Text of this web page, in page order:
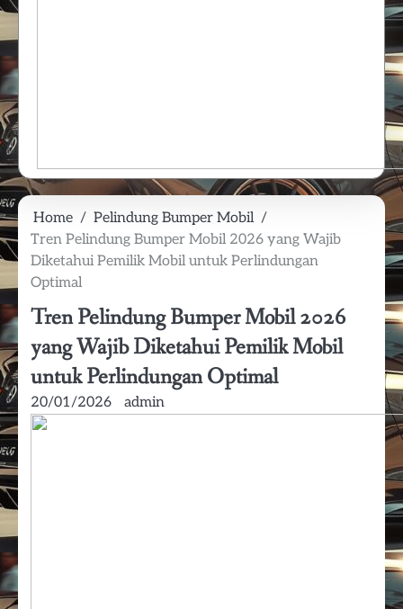
Home
Pelindung Bumper Mobil
Tren Pelindung Bumper Mobil 2026 yang Wajib
Diketahui Pemilik Mobil untuk Perlindungan
Optimal
Tren Pelindung Bumper Mobil 2026
yang Wajib Diketahui Pemilik Mobil
untuk Perlindungan Optimal
20/01/2026 admin